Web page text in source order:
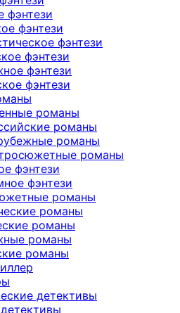
фэнтези
фэнтези
фэнтези
фэнтези
фэнтези
фэнтези
романы
романы
романы
романы
фэнтези
фэнтези
романы
романы
романы
романы
романы
детективы